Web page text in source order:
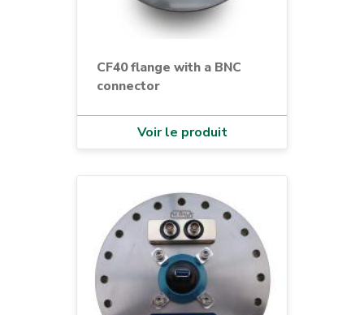
CF40 flange with a BNC
connector
Voir le produit